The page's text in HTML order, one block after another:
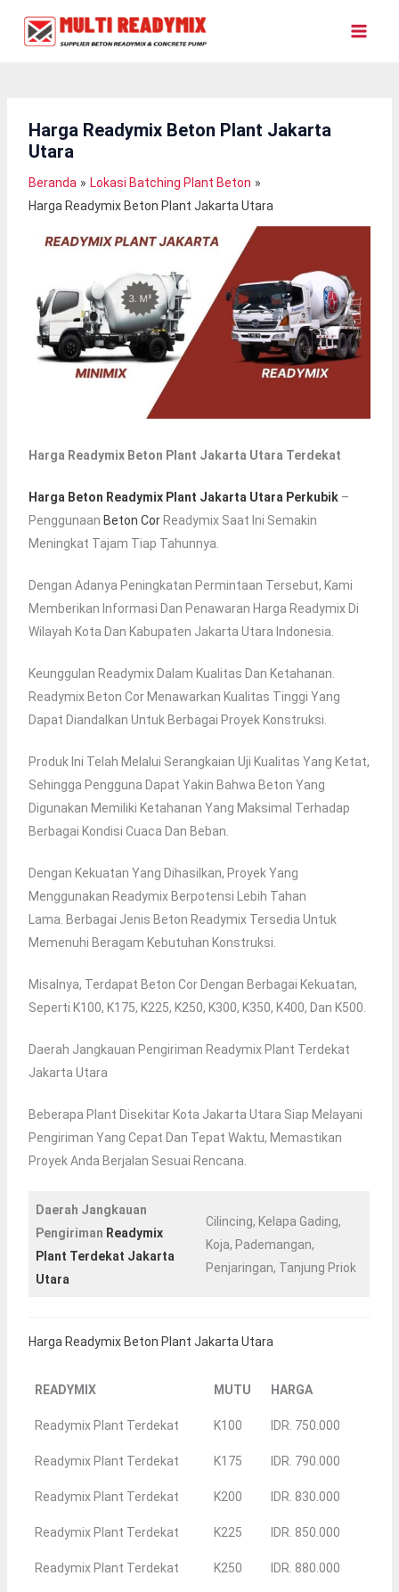
Harga Readymix Beton Plant Jakarta
Utara
Beranda
Lokasi Batching Plant Beton
Harga Readymix Beton Plant Jakarta Utara
Harga Readymix Beton Plant Jakarta Utara Terdekat
Harga Beton Readymix Plant Jakarta Utara Perkubik–
Penggunaan Beton CorReadymix Saat Ini Semakin
Meningkat Tajam Tiap Tahunnya.
Dengan Adanya Peningkatan Permintaan Tersebut, Kami
Memberikan Informasi Dan Penawaran Harga Readymix Di
Wilayah Kota Dan Kabupaten Jakarta Utara Indonesia.
Keunggulan Readymix Dalam Kualitas Dan Ketahanan.
Readymix Beton Cor Menawarkan Kualitas Tinggi Yang
Dapat Diandalkan Untuk Berbagai Proyek Konstruksi.
Produk Ini Telah Melalui Serangkaian Uji Kualitas Yang Ketat,
Sehingga Pengguna Dapat Yakin Bahwa Beton Yang
Digunakan Memiliki Ketahanan Yang Maksimal Terhadap
Berbagai Kondisi Cuaca Dan Beban.
Dengan Kekuatan Yang Dihasilkan, Proyek Yang
Menggunakan Readymix Berpotensi Lebih Tahan
Lama. Berbagai Jenis Beton Readymix Tersedia Untuk
Memenuhi Beragam Kebutuhan Konstruksi.
Misalnya, Terdapat Beton Cor Dengan Berbagai Kekuatan,
Seperti K100, K175, K225, K250, K300, K350, K400, Dan K500.
Daerah Jangkauan Pengiriman Readymix Plant Terdekat
Jakarta Utara
Beberapa Plant Disekitar Kota Jakarta Utara Siap Melayani
Pengiriman Yang Cepat Dan Tepat Waktu, Memastikan
Proyek Anda Berjalan Sesuai Rencana.
Daerah Jangkauan
Pengiriman Readymix
Plant Terdekat Jakarta
Utara
Cilincing, Kelapa Gading,
Koja, Pademangan,
Penjaringan, Tanjung Priok
Harga Readymix Beton Plant Jakarta Utara
READYMIX MUTU HARGA
Readymix Plant Terdekat K100 IDR. 750.000
Readymix Plant Terdekat K175 IDR. 790.000
Readymix Plant Terdekat K200 IDR. 830.000
Readymix Plant Terdekat K225 IDR. 850.000
Readymix Plant Terdekat K250 IDR. 880.000